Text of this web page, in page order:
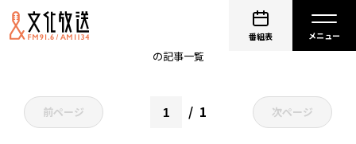
番組表
の記事一覧
前ページ 1 次ページ